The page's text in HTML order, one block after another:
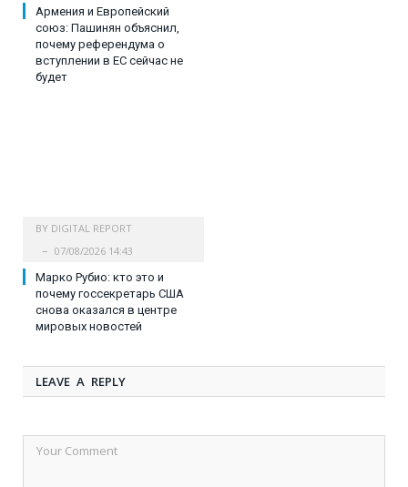
Армения и Европейский
союз: Пашинян объяснил,
почему референдума о
вступлении в ЕС сейчас не
будет
BY DIGITAL REPORT
07/08/2026 14:43
Марко Рубио: кто это и
почему госсекретарь США
снова оказался в центре
мировых новостей
LEAVE A REPLY